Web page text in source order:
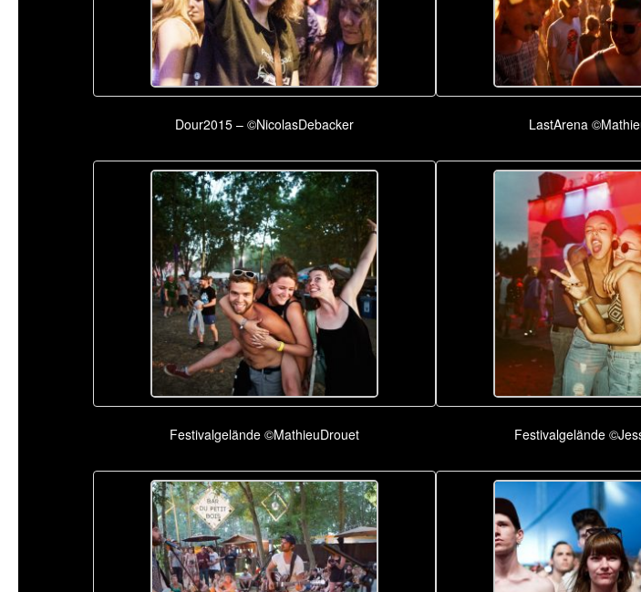
Dour2015 – ©NicolasDebacker LastArena
Festivalgelände ©MathieuDrouet Festivalgelände